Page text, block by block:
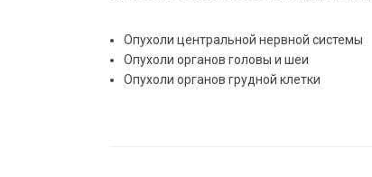
Опухоли центральной нервной системы
Опухоли органов головы и шеи
Опухоли органов грудной клетки